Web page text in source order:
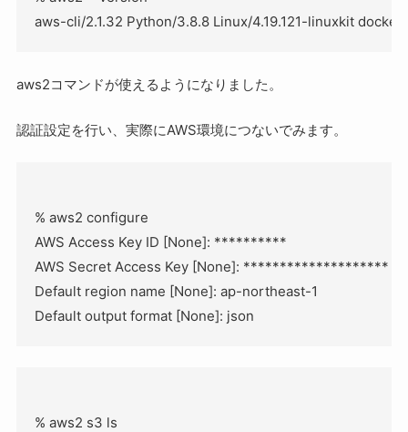
aws2コマンドが使えるようになりました。
認証設定を行い、実際にAWS環境につないでみます。
% aws2 configure
AWS Access Key ID [None]: **********
AWS Secret Access Key [None]: ********************
Default region name [None]: ap-northeast-1
% aws2 s3 ls